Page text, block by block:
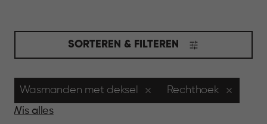
slaapkamer, en waar alles graag rustig oogt.
SORTEREN & FILTEREN
Wasmanden met deksel
Rechthoek
Wis alles